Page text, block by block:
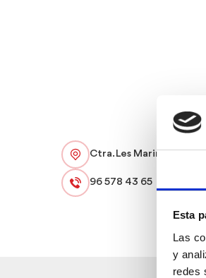
Esta
Las
y
redes
Ctra. Les Marines, 152 B
96 578 43 65